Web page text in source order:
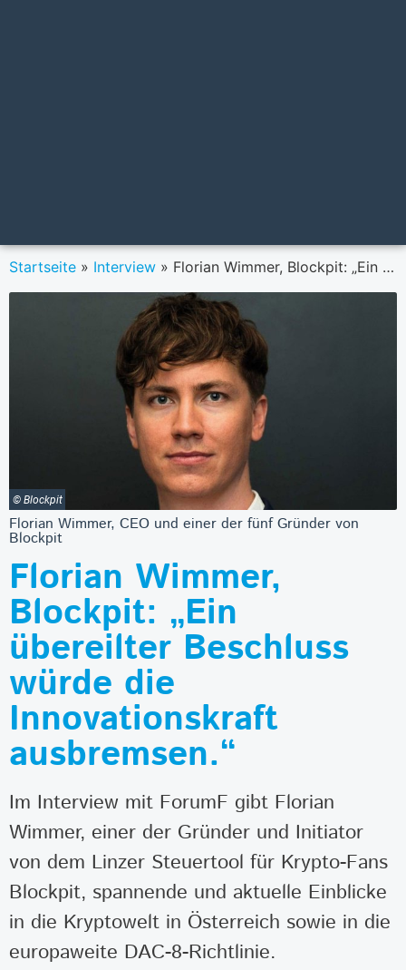
Startseite » Interview » Florian Wimmer, Blockpit: „Ein übereilter Beschluss würde die Innovationskraft ausbremsen.“
© Blockpit
Florian Wimmer, CEO und einer der fünf Gründer von
Blockpit
Florian Wimmer,
Blockpit: „Ein
übereilter Beschluss
würde die
Innovationskraft
ausbremsen.“
Im Interview mit ForumF gibt Florian
Wimmer, einer der Gründer und Initiator
von dem Linzer Steuertool für Krypto-Fans
Blockpit, spannende und aktuelle Einblicke
in die Kryptowelt in Österreich sowie in die
europaweite DAC-8-Richtlinie.